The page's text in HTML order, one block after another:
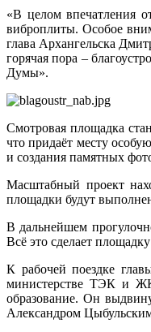
«В целом впечатления
виброплиты. Особое
глава Архангельска
горячая пора –
Думы».
Смотровая площадка
что придаёт месту
и создания памятных
Масштабный проект
площадки будут
В дальнейшем
Всё это сделает
К рабочей поездке
министерстве ТЭК и
образование. Он
Александром